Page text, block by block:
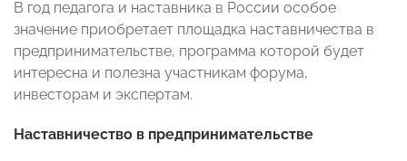
В год педагога и наставника в России особое
значение приобретает площадка наставничества в
предпринимательстве, программа которой будет
интересна и полезна участникам форума,
инвесторам и экспертам.
Наставничество в предпринимательстве